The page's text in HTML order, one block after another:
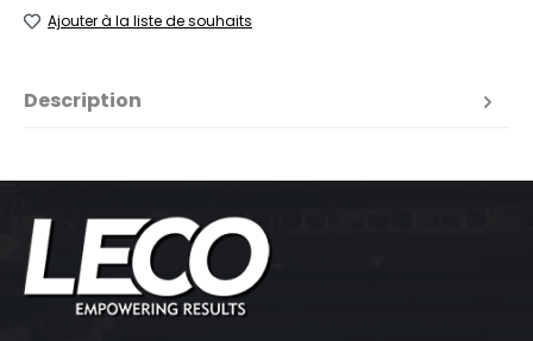
Ajouter à la liste de souhaits
Description